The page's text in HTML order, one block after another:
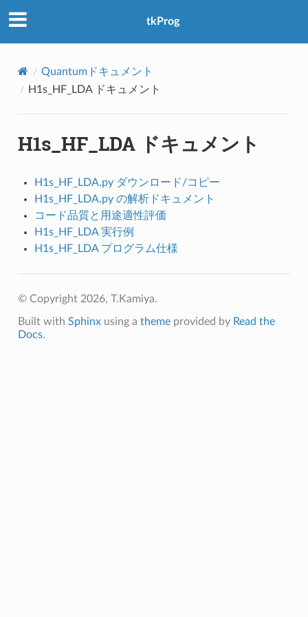
tkProg
Quantumドキュメント
H1s_HF_LDA ドキュメント
H1s_HF_LDA ドキュメント
H1s_HF_LDA.py ダウンロード/コピー
H1s_HF_LDA.py の解析ドキュメント
コード品質と用途適性評価
H1s_HF_LDA 実行例
H1s_HF_LDA プログラム仕様
© Copyright 2026, T.Kamiya.
Built with Sphinxusing a themeprovided by Read the
Docs.
アクセス数：0